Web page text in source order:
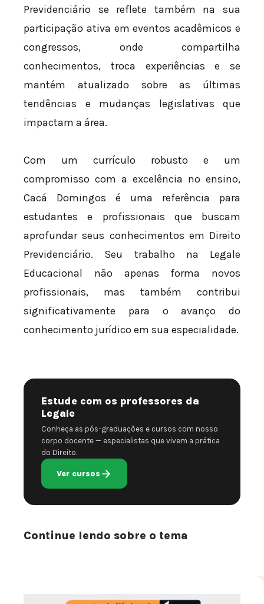
Previdenciário se reflete também na sua
participação ativa em eventos acadêmicos e
congressos, onde compartilha
conhecimentos, troca experiências e se
mantém atualizado sobre as últimas
tendências e mudanças legislativas que
impactam a área.
Com um currículo robusto e um
compromisso com a excelência no ensino,
Cacá Domingos é uma referência para
estudantes e profissionais que buscam
aprofundar seus conhecimentos em Direito
Previdenciário. Seu trabalho na Legale
Educacional não apenas forma novos
profissionais, mas também contribui
significativamente para o avanço do
conhecimento jurídico em sua especialidade.
Estude com os professores da
Legale
Conheça as pós-graduações e cursos com nosso
corpo docente — especialistas que vivem a prática
do Direito.
Ver cursos
Continue lendo sobre o tema